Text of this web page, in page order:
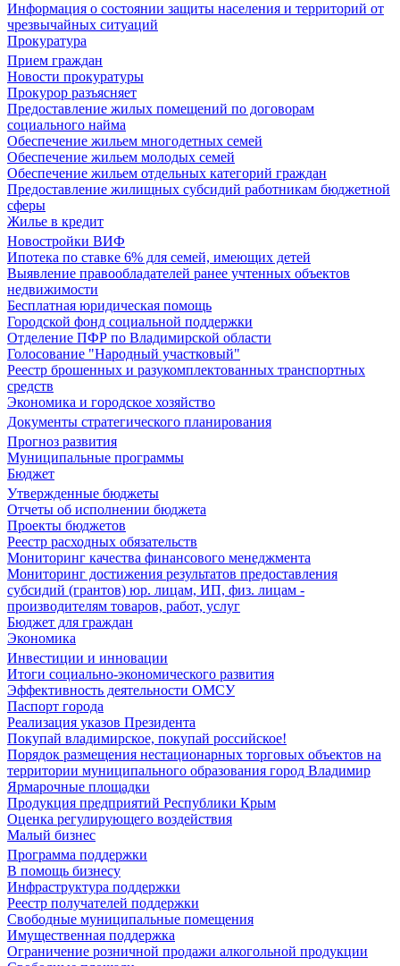
Информация о состоянии защиты населения и территорий от
чрезвычайных ситуаций
Прокуратура
Прием граждан
Новости прокуратуры
Прокурор разъясняет
Предоставление жилых помещений по договорам
социального найма
Обеспечение жильем многодетных семей
Обеспечение жильем молодых семей
Обеспечение жильем отдельных категорий граждан
Предоставление жилищных субсидий работникам бюджетной
сферы
Жилье в кредит
Новостройки ВИФ
Ипотека по ставке 6% для семей, имеющих детей
Выявление правообладателей ранее учтенных объектов
недвижимости
Бесплатная юридическая помощь
Городской фонд социальной поддержки
Отделение ПФР по Владимирской области
Голосование "Народный участковый"
Реестр брошенных и разукомплектованных транспортных
средств
Экономика и городское хозяйство
Документы стратегического планирования
Прогноз развития
Муниципальные программы
Бюджет
Утвержденные бюджеты
Отчеты об исполнении бюджета
Проекты бюджетов
Реестр расходных обязательств
Мониторинг качества финансового менеджмента
Мониторинг достижения результатов предоставления
субсидий (грантов) юр. лицам, ИП, физ. лицам -
производителям товаров, работ, услуг
Бюджет для граждан
Экономика
Инвестиции и инновации
Итоги социально-экономического развития
Эффективность деятельности ОМСУ
Паспорт города
Реализация указов Президента
Покупай владимирское, покупай российское!
Порядок размещения нестационарных торговых объектов на
территории муниципального образования город Владимир
Ярмарочные площадки
Продукция предприятий Республики Крым
Оценка регулирующего воздействия
Малый бизнес
Программа поддержки
В помощь бизнесу
Инфраструктура поддержки
Реестр получателей поддержки
Свободные муниципальные помещения
Имущественная поддержка
Ограничение розничной продажи алкогольной продукции